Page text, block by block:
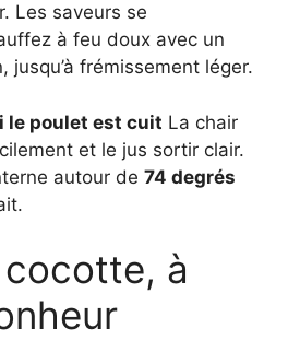
Les saveurs se
à feu doux avec un
jusqu’à frémissement léger.
le poulet est cuit La chair
et le jus sortir clair.
autour de 74 degrés
à